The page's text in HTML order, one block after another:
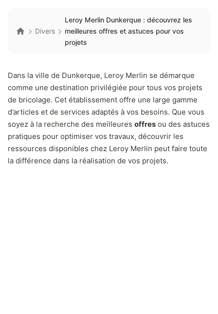
Divers
Leroy Merlin Dunkerque : découvrez les
meilleures offres et astuces pour vos
projets
Dans la ville de Dunkerque, Leroy Merlin se démarque
comme une destination privilégiée pour tous vos projets
de bricolage. Cet établissement offre une large gamme
d’articles et de services adaptés à vos besoins. Que vous
soyez à la recherche des meilleures offres ou des astuces
pratiques pour optimiser vos travaux, découvrir les
ressources disponibles chez Leroy Merlin peut faire toute
la différence dans la réalisation de vos projets.